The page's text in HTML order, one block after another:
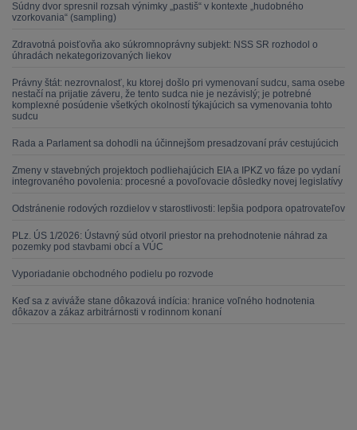
Súdny dvor spresnil rozsah výnimky „pastiš“ v kontexte „hudobného
vzorkovania“ (sampling)
Zdravotná poisťovňa ako súkromnoprávny subjekt: NSS SR rozhodol o
úhradách nekategorizovaných liekov
Právny štát: nezrovnalosť, ku ktorej došlo pri vymenovaní sudcu, sama osebe
nestačí na prijatie záveru, že tento sudca nie je nezávislý; je potrebné
komplexné posúdenie všetkých okolností týkajúcich sa vymenovania tohto
sudcu
Rada a Parlament sa dohodli na účinnejšom presadzovaní práv cestujúcich
Zmeny v stavebných projektoch podliehajúcich EIA a IPKZ vo fáze po vydaní
integrovaného povolenia: procesné a povoľovacie dôsledky novej legislatívy
Odstránenie rodových rozdielov v starostlivosti: lepšia podpora opatrovateľov
PLz. ÚS 1/2026: Ústavný súd otvoril priestor na prehodnotenie náhrad za
pozemky pod stavbami obcí a VÚC
Vyporiadanie obchodného podielu po rozvode
Keď sa z aviváže stane dôkazová indícia: hranice voľného hodnotenia
dôkazov a zákaz arbitrárnosti v rodinnom konaní